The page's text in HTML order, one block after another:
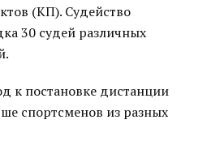
(КП). Судейство
30 судей различных
к постановке дистанции
спортсменов из разных